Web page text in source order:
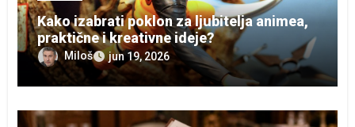
Kako izabrati poklon za ljubitelja animea,
praktične i kreativne ideje?
Miloš jun 19, 2026